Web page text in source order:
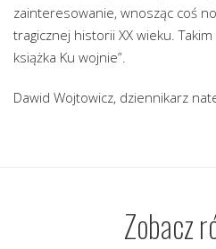
zainteresowanie, wnosząc coś
tragicznej historii XX wieku.
książka Ku wojnie”.
Dawid Wojtowicz, dziennikarz
Zobacz